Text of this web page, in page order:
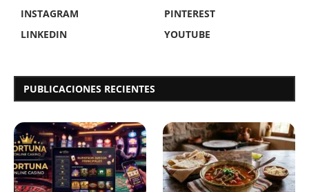
INSTAGRAM
PINTEREST
LINKEDIN
YOUTUBE
PUBLICACIONES RECIENTES